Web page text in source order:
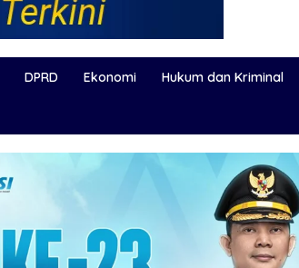
DPRD Ekonomi Hukum dan Kriminal